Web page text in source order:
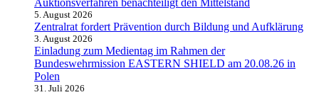
5. August 2026
Zentralrat fordert Prävention durch Bildung und Aufklärung
3. August 2026
Einladung zum Medientag im Rahmen der
Bundeswehrmission EASTERN SHIELD am 20.08.26 in
Polen
31. Juli 2026